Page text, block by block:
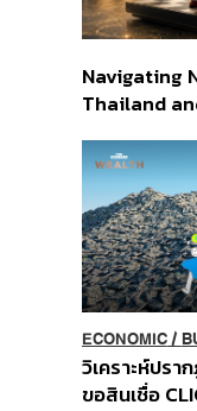
Navigating
Thailand
Order
ECONOMIC/
วิเคราะห์ปร
ขอสินเชื่อ